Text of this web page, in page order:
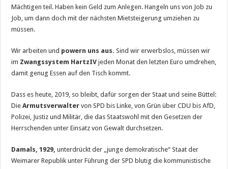
Mächtigen teil. Haben kein Geld zum Anlegen. Hangeln uns von Job zu
Job, um dann doch mit der nächsten Mietsteigerung umziehen zu
müssen.
Wir arbeiten und powern uns aus. Sind wir erwerbslos, müssen wir
im Zwangssystem HartzIV jeden Monat den letzten Euro umdrehen,
damit genug Essen auf den Tisch kommt.
Dass es heute, 2019, so bleibt, dafür sorgen der Staat und seine Büttel:
DieArmutsverwalter von SPD bis Linke, von Grün über CDU bis AfD,
Polizei, Justiz und Militär, die das Staatswohl mit den Gesetzen der
Herrschenden unter Einsatz von Gewalt durchsetzen.
Damals, 1929,unterdrückt der „junge demokratische“ Staat der
Weimarer Republik unter Führung der SPD blutig die kommunistische